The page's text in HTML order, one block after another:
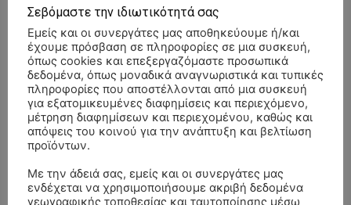
- Advertisment -
Σεβόμαστε την ιδιωτικότητά σας
Εμείς και οι συνεργάτες μας αποθηκεύουμε ή/και
έχουμε πρόσβαση σε πληροφορίες σε μια συσκευή,
όπως cookies και επεξεργαζόμαστε προσωπικά
δεδομένα, όπως μοναδικά αναγνωριστικά και τυπικές
πληροφορίες που αποστέλλονται από μια συσκευή
για εξατομικευμένες διαφημίσεις και περιεχόμενο,
μέτρηση διαφημίσεων και περιεχομένου, καθώς και
απόψεις του κοινού για την ανάπτυξη και βελτίωση
προϊόντων.
Με την άδειά σας, εμείς και οι συνεργάτες μας
ενδέχεται να χρησιμοποιήσουμε ακριβή δεδομένα
γεωγραφικής τοποθεσίας και ταυτοποίησης μέσω